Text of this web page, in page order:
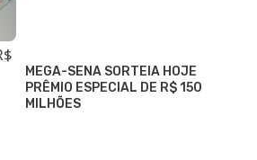
MEGA-SENA SORTEIA HOJE
PRÊMIO ESPECIAL DE R$ 150
MILHÕES